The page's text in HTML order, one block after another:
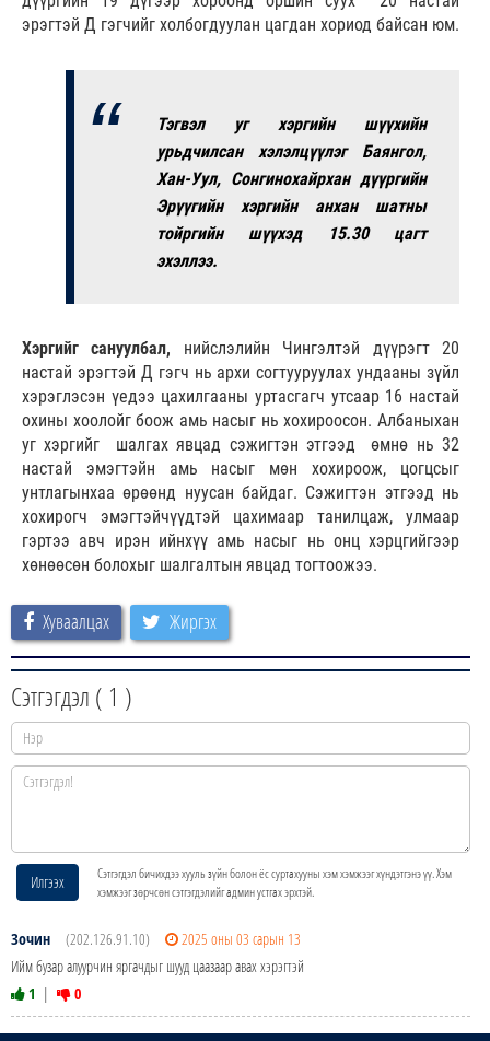
эрэгтэй Д гэгчийг холбогдуулан цагдан хориод байсан юм.
Тэгвэл уг хэргийн шүүхийн
урьдчилсан хэлэлцүүлэг Баянгол,
Хан-Уул, Сонгинохайрхан дүүргийн
Эрүүгийн хэргийн анхан шатны
тойргийн шүүхэд 15.30 цагт
эхэллээ.
Хэргийг сануулбал, нийслэлийн Чингэлтэй дүүрэгт 20
настай эрэгтэй Д гэгч нь архи согтууруулах ундааны зүйл
хэрэглэсэн үедээ цахилгааны уртасгагч утсаар 16 настай
охины хоолойг боож амь насыг нь хохироосон. Албаныхан
уг хэргийг шалгах явцад сэжигтэн этгээд өмнө нь 32
настай эмэгтэйн амь насыг мөн хохироож, цогцсыг
унтлагынхаа өрөөнд нуусан байдаг. Сэжигтэн этгээд нь
хохирогч эмэгтэйчүүдтэй цахимаар танилцаж, улмаар
гэртээ авч ирэн ийнхүү амь насыг нь онц хэрцгийгээр
хөнөөсөн болохыг шалгалтын явцад тогтоожээ.
Хуваалцах Жиргэх
Сэтгэгдэл ( 1 )
Илгээх
Сэтгэгдэл бичихдээ хууль зүйн болон ёс суртахууны хэм хэмжээг хүндэтгэнэ үү. Хэм
хэмжээг зөрчсөн сэтгэгдэлийг админ устгах эрхтэй.
Зочин (202.126.91.10)
2025 оны 03 сарын 13
Ийм бузар алуурчин яргачдыг шууд цаазаар авах хэрэгтэй
1 | 0